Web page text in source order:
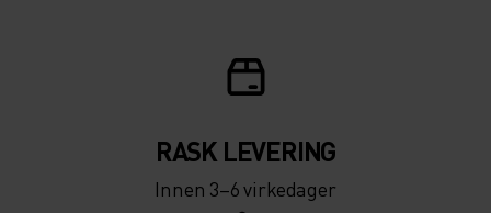
RASK LEVERING
Innen 3–6 virkedager